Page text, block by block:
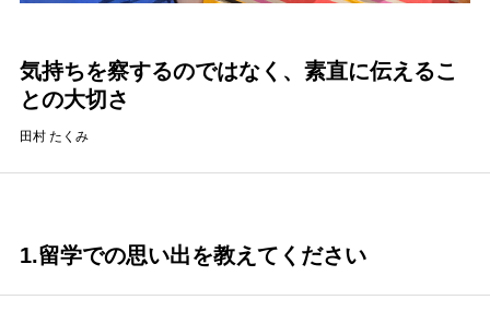
気持ちを察するのではなく、素直に伝えるこ
との大切さ
田村 たくみ
1.留学での思い出を教えてください